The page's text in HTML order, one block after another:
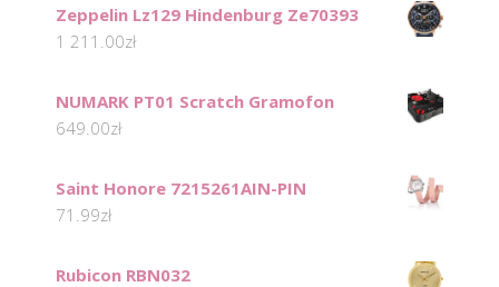
Zeppelin Lz129 Hindenburg Ze70393
1 211.00zł
NUMARK PT01 Scratch Gramofon
649.00zł
Saint Honore 7215261AIN-PIN
71.99zł
Rubicon RBN032